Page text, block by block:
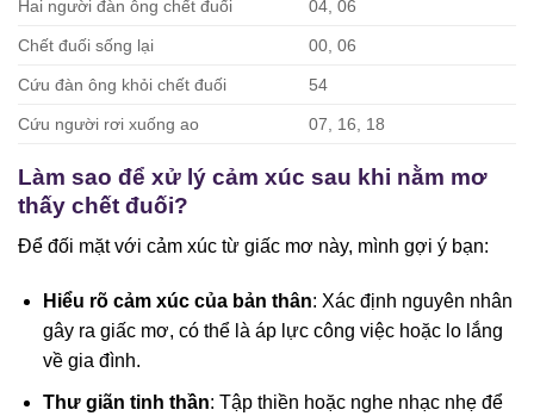
Hai người đàn ông chết đuối 04, 06
Chết đuối sống lại 00, 06
Cứu đàn ông khỏi chết đuối 54
Cứu người rơi xuống ao 07, 16, 18
Làm sao để xử lý cảm xúc sau khi nằm mơ
thấy chết đuối?
Để đối mặt với cảm xúc từ giấc mơ này, mình gợi ý bạn:
Hiểu rõ cảm xúc của bản thân: Xác định nguyên nhân
gây ra giấc mơ, có thể là áp lực công việc hoặc lo lắng
về gia đình.
Thư giãn tinh thần: Tập thiền hoặc nghe nhạc nhẹ để